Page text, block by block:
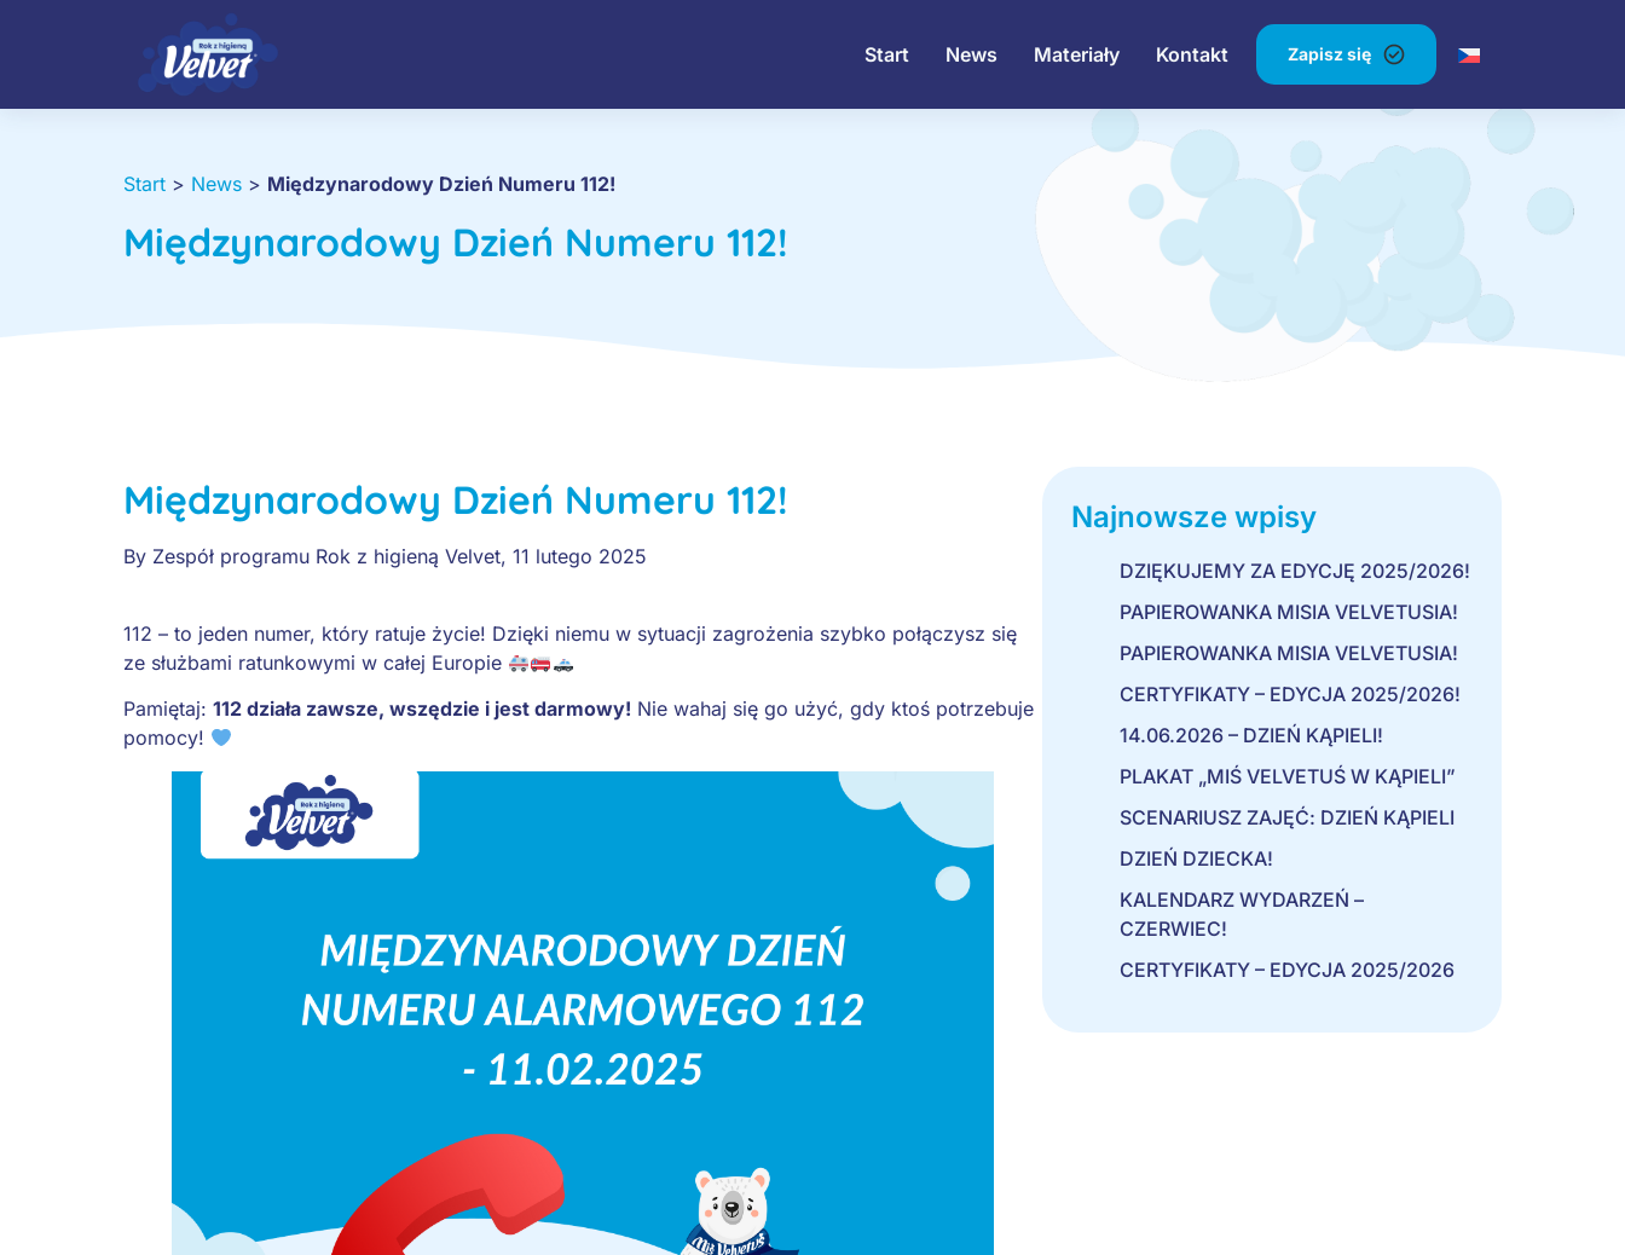
Start News Materiały Kontakt Zapisz się
Start > News > Międzynarodowy Dzień Numeru 112!
Międzynarodowy Dzień Numeru 112!
Międzynarodowy Dzień Numeru 112!
By Zespół programu Rok z higieną Velvet, 11 lutego 2025
112 – to jeden numer, który ratuje życie! Dzięki niemu w sytuacji zagrożenia szybko połączysz się
ze służbami ratunkowymi w całej Europie
Pamiętaj: 112 działa zawsze, wszędzie i jest darmowy! Nie wahaj się go użyć, gdy ktoś potrzebuje
pomocy!
Najnowsze wpisy
DZIĘKUJEMY ZA EDYCJĘ 2025/2026!
PAPIEROWANKA MISIA VELVETUSIA!
PAPIEROWANKA MISIA VELVETUSIA!
CERTYFIKATY – EDYCJA 2025/2026!
14.06.2026 – DZIEŃ KĄPIELI!
PLAKAT „MIŚ VELVETUŚ W KĄPIELI”
SCENARIUSZ ZAJĘĆ: DZIEŃ KĄPIELI
DZIEŃ DZIECKA!
KALENDARZ WYDARZEŃ –
CZERWIEC!
CERTYFIKATY – EDYCJA 2025/2026